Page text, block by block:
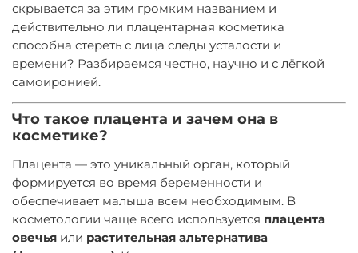
скрывается за этим громким названием и
действительно ли плацентарная косметика
способна стереть с лица следы усталости и
времени? Разбираемся честно, научно и с лёгкой
самоиронией.
Что такое плацента и зачем она в
косметике?
Плацента — это уникальный орган, который
формируется во время беременности и
обеспечивает малыша всем необходимым. В
косметологии чаще всего используется плацента
овечья или растительная альтернатива